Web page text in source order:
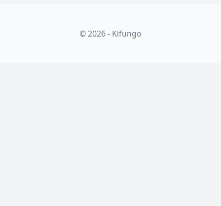
© 2026 - Kifungo